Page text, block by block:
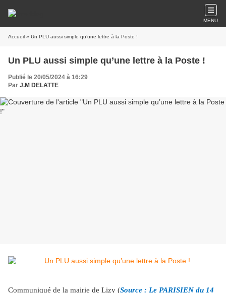
MENU
Accueil » Un PLU aussi simple qu’une lettre à la Poste !
Un PLU aussi simple qu’une lettre à la Poste !
Publié le 20/05/2024 à 16:29
Par J.M DELATTE
Communiqué de la mairie de Lizy (Source : Le PARISIEN du 14